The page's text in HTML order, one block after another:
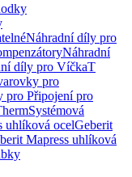
Náhradní díly pro
Náhradní
díly pro VíčkaT
pro
pro Připojení pro
Systémová
uhlíková ocelGeberit
Mapress uhlíková